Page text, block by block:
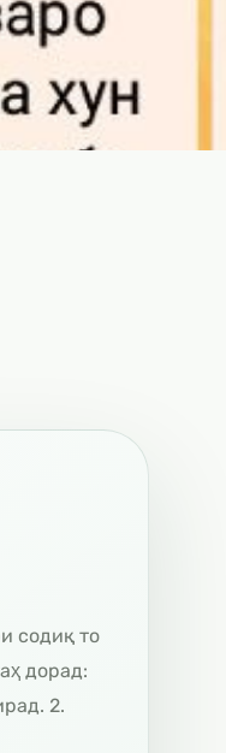
содиқ то
дорад:
2.